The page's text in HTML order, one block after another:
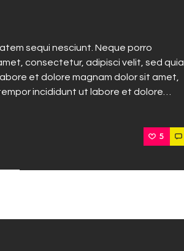
sequi nesciunt. Neque porro
consectetur, adipisci velit, sed quia
et dolore magnam dolor sit amet,
incididunt ut labore et dolore…
5